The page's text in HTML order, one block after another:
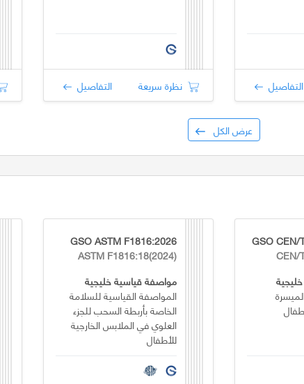
التفاصيل نظرة سريعة التفاصيل
عرض الكل
GSO
CEN/
GSO ASTM F1816:2026
ASTM F1816:18(2024)
مواصفة قياسية خليجية
المواصفة القياسية للسلامة
الخاصة بأربطة السحب للجزء
العلوي في الملابس الخارجية
للأطفال